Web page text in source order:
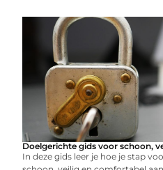
Doelgerichte gids voor schoon,
In deze gids leer je hoe je stap